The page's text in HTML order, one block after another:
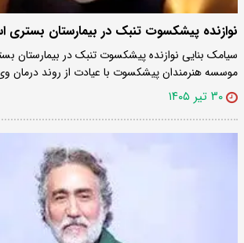
نوازنده پیشکسوت تنبک در بیمارستان بستری
سیامک بنایی نوازنده پیشکسوت تنبک در بیمارستان
موسسه هنرمندان پیشکسوت با عیادت از روند درمان
۳۰ تیر ۱۴۰۵